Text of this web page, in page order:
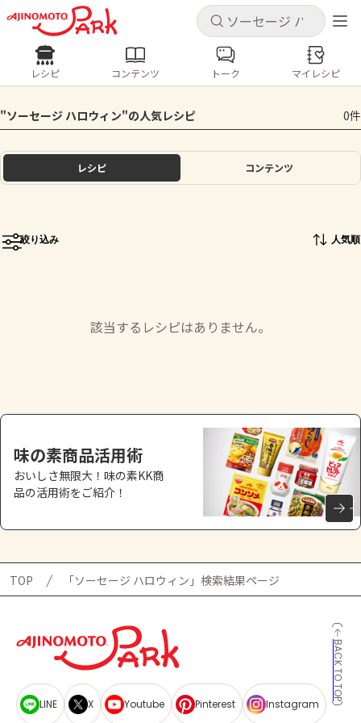
キャンセル
ログインするとレシピを保存できます
ログイン
ホーム
トーク
お買い物
AJINOMOTO PARK とは
キャンセル
レシピ コンテンツ
人気の食材・レシピ
きゅうり なす トマト
とうもろこし
レシピ コンテンツ トーク マイレシピ
"ソーセージ ハロウィン"の人気レシピ 0件
レシピ コンテンツ
絞り込み 人気順
該当するレシピはありません。
味の素商品活用術
おいしさ無限大！味の素KK商
品の活用術をご紹介！
TOP 「ソーセージ ハロウィン」検索結果ページ
BACK TO TOP
LINE X Youtube Pinterest Instagram